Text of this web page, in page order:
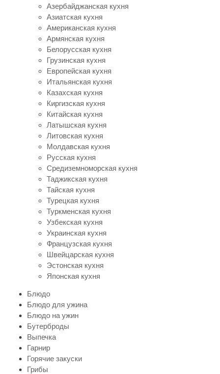
Азербайджанская кухня
Азиатская кухня
Американская кухня
Армянская кухня
Белорусская кухня
Грузинская кухня
Европейская кухня
Итальянская кухня
Казахская кухня
Киргизская кухня
Китайская кухня
Латышская кухня
Литовская кухня
Молдавская кухня
Русская кухня
Средиземноморская кухня
Таджикская кухня
Тайская кухня
Турецкая кухня
Туркменская кухня
Узбекская кухня
Украинская кухня
Французская кухня
Швейцарская кухня
Эстонская кухня
Японская кухня
Блюдо
Блюдо для ужина
Блюдо на ужин
Бутерброды
Выпечка
Гарнир
Горячие закуски
Грибы